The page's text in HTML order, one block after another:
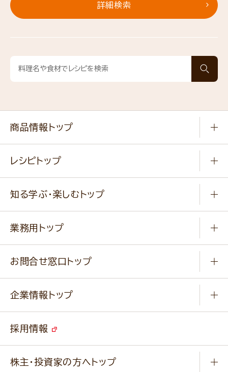
詳細検索
商品情報トップ
健康食品・他
新商品・リニューアル商品
通販サイト一覧
レシピトップ
作り方動画
みなさまのレシピはこちら
知る学ぶ・楽しむトップ
ふっくらパンをつくりましょう
キャンペーン
業務用トップ
ニップンの アマニ 業務用サイト
ベジカフェブランドサイト
お問合せ窓口トップ
改善事例
業務用商品のお問合せ
企業情報トップ
事業紹介
採用情報
株主・投資家の方へトップ